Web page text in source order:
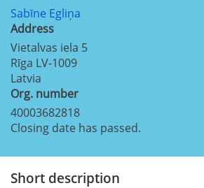
Sabīne Egliņa
Address
Vietalvas iela 5
Rīga LV-1009
Latvia
Org. number
40003682818
Closing date has passed.
Short description